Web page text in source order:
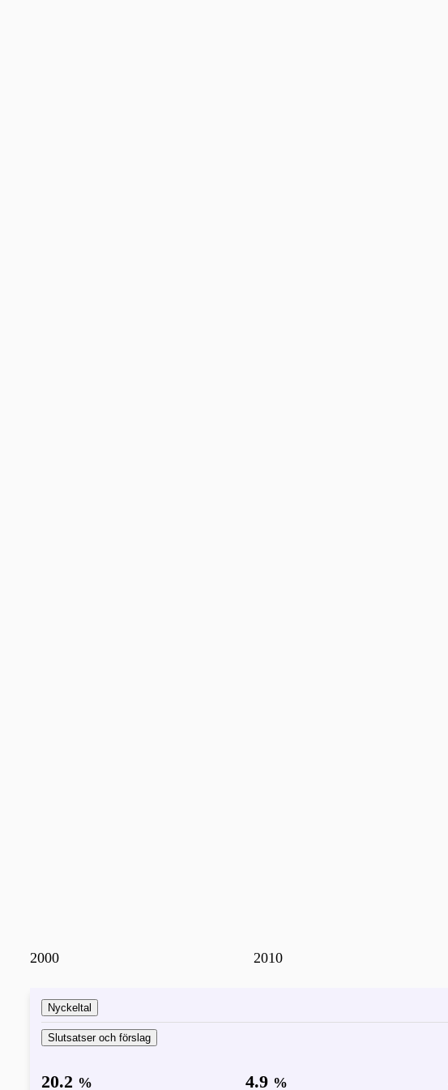
2000 2010
Nyckeltal
Slutsatser och förslag
20.2 % 4.9 %